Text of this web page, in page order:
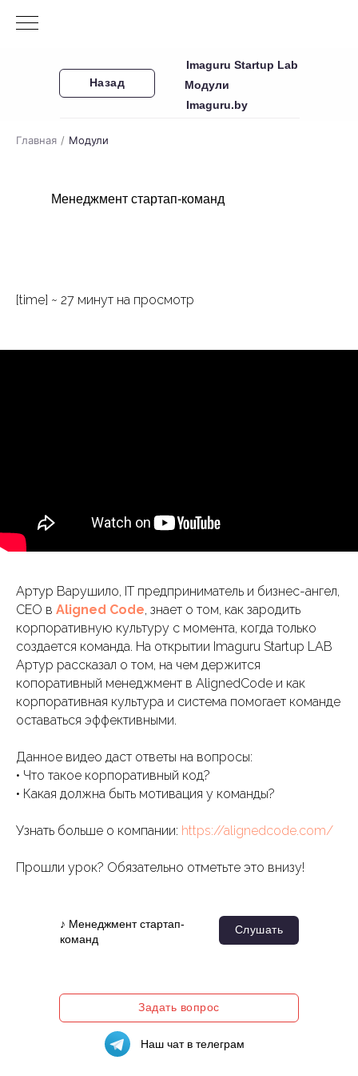
Imaguru Startup Lab
Назад
Модули
Imaguru.by
Главная / Модули
Менеджмент стартап-команд
[time] ~ 27 минут на просмотр
Артур Варушило, IT предприниматель и бизнес-ангел,
CEO в Aligned Code, знает о том, как зародить
корпоративную культуру с момента, когда только
создается команда. На открытии Imaguru Startup LAB
Артур рассказал о том, на чем держится
копоративный менеджмент в AlignedCode и как
корпоративная культура и система помогает команде
оставаться эффективными.
Данное видео даст ответы на вопросы:
• Что такое корпоративный код?
• Какая должна быть мотивация у команды?
Узнать больше о компании: https://alignedcode.com/
Прошли урок? Обязательно отметьте это внизу!
♪ Менеджмент стартап-
команд
Слушать
Наш чат в телеграм
Задать вопрос